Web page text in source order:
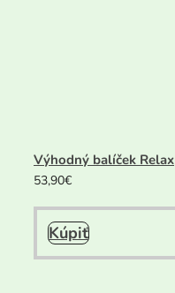
Výhodný balíček Relax
53,90€
Kúpiť